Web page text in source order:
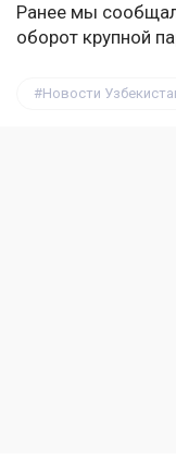
Ранее мы
оборот крупной
Новости